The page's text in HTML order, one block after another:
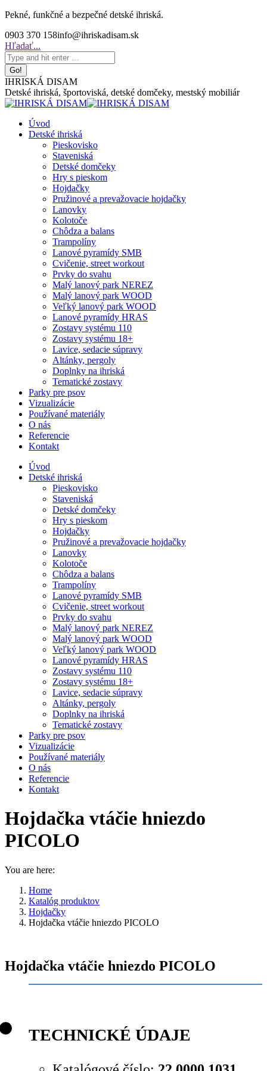
Skip
content
Pekné, funkčné a bezpečné detské ihriská.
0903 370 158info@ihriskadisam.sk
Search:
Hľadať...
IHRISKÁ DISAM
Detské ihriská, športoviská, detské domčeky, mestský mobiliár
Úvod
Detské ihriská
Pieskovisko
Staveniská
Detské domčeky
Hry s pieskom
Hojdačky
Pružinové a prevažovacie hojdačky
Lanovky
Kolotoče
Chôdza a balans
Trampolíny
Lanové pyramídy SMB
Cvičenie, street workout
Prvky do svahu
Malý lanový park NEREZ
Malý lanový park WOOD
Veľký lanový park WOOD
Lanové pyramídy HRAS
Zostavy systému 110
Zostavy systému 18+
Lavice, sedacie súpravy
Altánky, pergoly
Doplnky na ihriská
Tematické zostavy
Parky pre psov
Vizualizácie
Používané materiály
O nás
Referencie
Kontakt
Úvod
Detské ihriská
Pieskovisko
Staveniská
Detské domčeky
Hry s pieskom
Hojdačky
Pružinové a prevažovacie hojdačky
Lanovky
Kolotoče
Chôdza a balans
Trampolíny
Lanové pyramídy SMB
Cvičenie, street workout
Prvky do svahu
Malý lanový park NEREZ
Malý lanový park WOOD
Veľký lanový park WOOD
Lanové pyramídy HRAS
Zostavy systému 110
Zostavy systému 18+
Lavice, sedacie súpravy
Altánky, pergoly
Doplnky na ihriská
Tematické zostavy
Parky pre psov
Vizualizácie
Používané materiály
O nás
Referencie
Kontakt
Hojdačka vtáčie hniezdo
PICOLO
You are here:
Home
Katalóg produktov
Hojdačky
Hojdačka vtáčie hniezdo PICOLO
Hojdačka vtáčie hniezdo PICOLO
TECHNICKÉ ÚDAJE